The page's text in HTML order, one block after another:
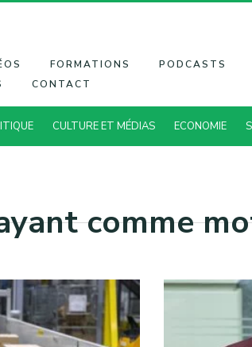
FORMATIONS PODCASTS
CONTACT
CULTURE ET MÉDIAS ECONOMIE
comme